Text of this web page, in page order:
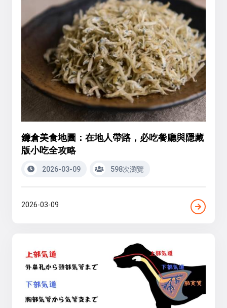
鐮倉美食地圖：在地人帶路，必吃餐廳與隱藏
版小吃全攻略
2026-03-09 598次瀏覽
2026-03-09